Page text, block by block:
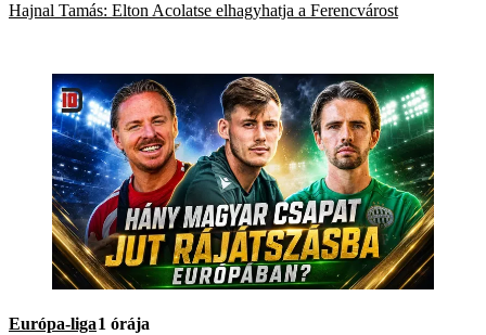
Hajnal Tamás: Elton Acolatse elhagyhatja a Ferencvárost
Európa-liga1 órája